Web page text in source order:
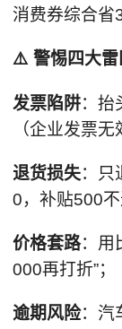
消费券综合省
⚠️ 警惕四大雷
发票陷阱：抬
（企业发票无
退货损失：只
0，补贴500不
价格套路：用
000再打折”；
逾期风险：汽